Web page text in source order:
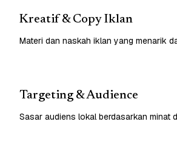
Kreatif & Copy Iklan
Materi dan naskah iklan yang menarik
Targeting & Audience
Sasar audiens lokal berdasarkan minat